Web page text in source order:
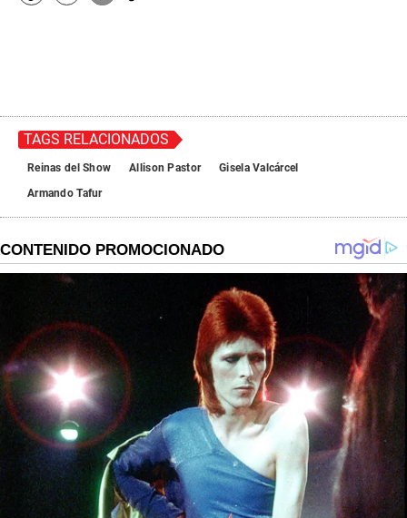
TAGS RELACIONADOS
Reinas del Show Allison Pastor
Gisela Valcárcel
Armando Tafur